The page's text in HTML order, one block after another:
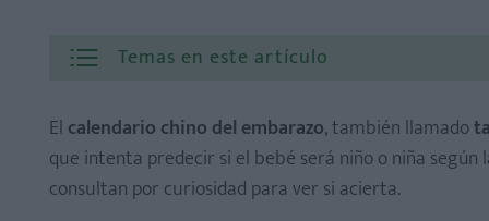
Temas en este artículo
El calendario chino del embarazo, también llamado
que intenta predecir si el bebé será niño o niña
consultan por curiosidad para ver si acierta.